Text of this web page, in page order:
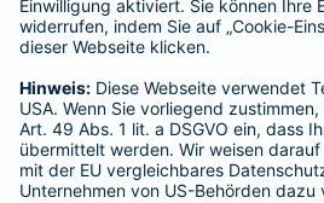
Adresse
Schaden